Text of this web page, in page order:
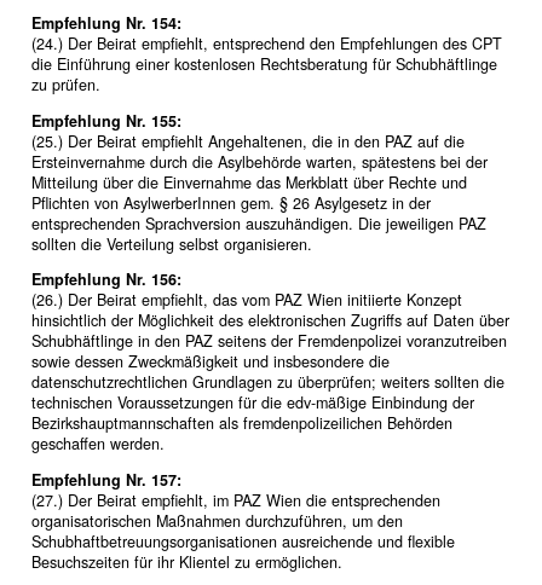
Empfehlung Nr. 154:
(24.) Der Beirat empfiehlt, entsprechend den Empfehlungen des CPT
die Einführung einer kostenlosen Rechtsberatung für Schubhäftlinge
zu prüfen.
Empfehlung Nr. 155:
(25.) Der Beirat empfiehlt Angehaltenen, die in den PAZ auf die
Ersteinvernahme durch die Asylbehörde warten, spätestens bei der
Mitteilung über die Einvernahme das Merkblatt über Rechte und
Pflichten von AsylwerberInnen gem. § 26 Asylgesetz in der
entsprechenden Sprachversion auszuhändigen. Die jeweiligen PAZ
sollten die Verteilung selbst organisieren.
Empfehlung Nr. 156:
(26.) Der Beirat empfiehlt, das vom PAZ Wien initiierte Konzept
hinsichtlich der Möglichkeit des elektronischen Zugriffs auf Daten über
Schubhäftlinge in den PAZ seitens der Fremdenpolizei voranzutreiben
sowie dessen Zweckmäßigkeit und insbesondere die
datenschutzrechtlichen Grundlagen zu überprüfen; weiters sollten die
technischen Voraussetzungen für die edv-mäßige Einbindung der
Bezirkshauptmannschaften als fremdenpolizeilichen Behörden
geschaffen werden.
Empfehlung Nr. 157:
(27.) Der Beirat empfiehlt, im PAZ Wien die entsprechenden
organisatorischen Maßnahmen durchzuführen, um den
Schubhaftbetreuungsorganisationen ausreichende und flexible
Besuchszeiten für ihr Klientel zu ermöglichen.